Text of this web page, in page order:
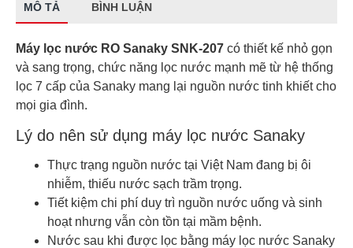
MÔ TẢ BÌNH LUẬN
Máy lọc nước RO Sanaky SNK-207 có thiết kế nhỏ gọn
và sang trọng, chức năng lọc nước mạnh mẽ từ hệ thống
lọc 7 cấp của Sanaky mang lại nguồn nước tinh khiết cho
mọi gia đình.
Lý do nên sử dụng máy lọc nước Sanaky
Thực trạng nguồn nước tại Việt Nam đang bị ôi
nhiễm, thiếu nước sạch trầm trọng.
Tiết kiệm chi phí duy trì nguồn nước uống và sinh
hoạt nhưng vẫn còn tồn tại mầm bệnh.
Nước sau khi được lọc bằng máy lọc nước Sanaky